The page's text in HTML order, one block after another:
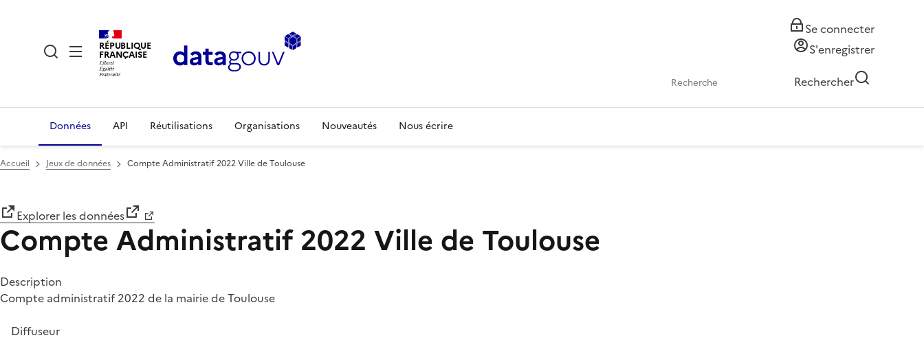
RÉPUBLIQUE
FRANÇAISE
Se connecter
S'enregistrer
Rechercher
Données API Réutilisations Organisations Nouveautés Nous écrire
Accueil Jeux de données Compte Administratif 2022 Ville de Toulouse
Explorer les données
Compte Administratif 2022 Ville de Toulouse
Description
Compte administratif 2022 de la mairie de Toulouse
Diffuseur